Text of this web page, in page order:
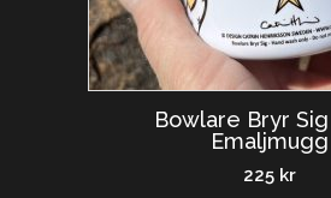
Bowlare Bryr
Emaljmugg
225 kr